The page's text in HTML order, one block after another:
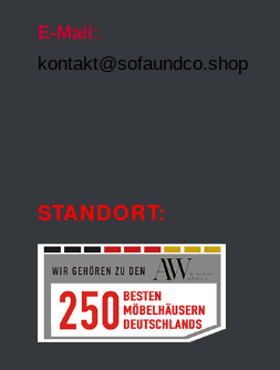
E-Mail:
kontakt@sofaundco.shop
STANDORT: